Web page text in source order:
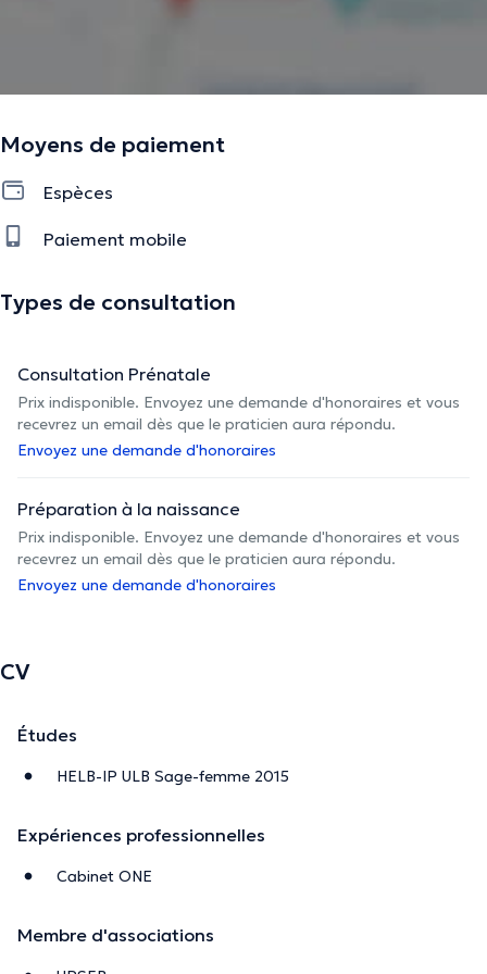
Moyens de paiement
Espèces
Paiement mobile
Types de consultation
Consultation Prénatale
Prix indisponible. Envoyez une demande d'honoraires et vous
recevrez un email dès que le praticien aura répondu.
Envoyez une demande d'honoraires
Préparation à la naissance
Prix indisponible. Envoyez une demande d'honoraires et vous
recevrez un email dès que le praticien aura répondu.
Envoyez une demande d'honoraires
CV
Études
HELB-IP ULB Sage-femme 2015
Expériences professionnelles
Cabinet ONE
Membre d'associations